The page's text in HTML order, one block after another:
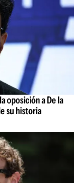
oposición a De la
su historia